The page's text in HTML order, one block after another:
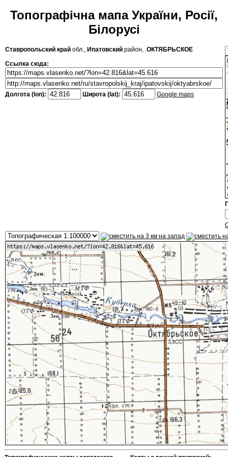
Топографічна мапа України, Росії,
Білорусі
Ставропольский край обл., Ипатовский район, .ОКТЯБРЬСКОЕ
Ссылка сюда:
Долгота (lon): Широта (lat): Google maps